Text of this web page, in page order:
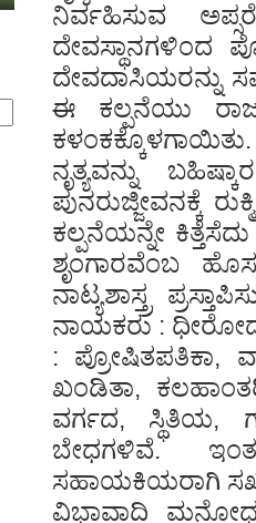
ನಿರ್ವಹಿಸುವ
ದೇವಸ್ಥಾನಗಳಿಂದ
ದೇವದಾಸಿಯರನ್ನು
ಈ ಕಲ್ಪನೆಯು
ನೃತ್ಯವನ್ನು
ಪುನರುಜ್ಜೀವನಕ್ಕೆ
ಕಲ್ಪನೆಯನ್ನೇ
ಶೃಂಗಾರವೆಂಬ
ನಾಟ್ಯಶಾಸ್ತ್ರ
ನಾಯಕರು :
: ಪ್ರೋಷಿತಪತಿಕಾ,
ಖಂಡಿತಾ,
ವರ್ಗದ, ಸ್ಥಿತಿಯ,
ಬೇಧಗಳಿವೆ.
ಸಹಾಯಕಿಯರಾಗಿ
ವಿಭಾವಾದಿ